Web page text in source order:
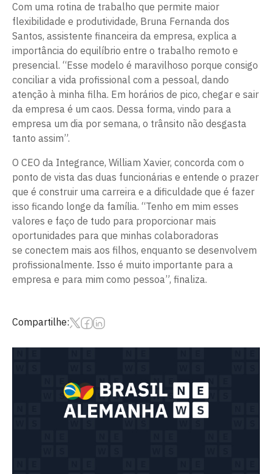
Com uma rotina de trabalho que permite maior
flexibilidade e produtividade, Bruna Fernanda dos
Santos, assistente financeira da empresa, explica a
importância do equilíbrio entre o trabalho remoto e
presencial. “Esse modelo é maravilhoso porque consigo
conciliar a vida profissional com a pessoal, dando
atenção à minha filha. Em horários de pico, chegar e sair
da empresa é um caos. Dessa forma, vindo para a
empresa um dia por semana, o trânsito não desgasta
tanto assim”.
O CEO da Integrance, William Xavier, concorda com o
ponto de vista das duas funcionárias e entende o prazer
que é construir uma carreira e a dificuldade que é fazer
isso ficando longe da família. “Tenho em mim esses
valores e faço de tudo para proporcionar mais
oportunidades para que minhas colaboradoras
se conectem mais aos filhos, enquanto se desenvolvem
profissionalmente. Isso é muito importante para a
empresa e para mim como pessoa”, finaliza.
Compartilhe: